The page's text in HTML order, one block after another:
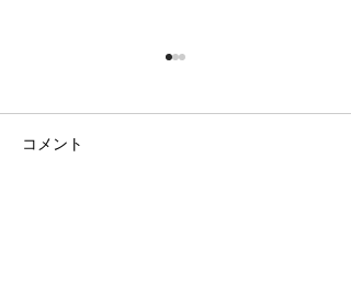
コメント